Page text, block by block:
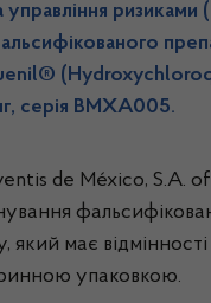
управління ризиками
серія BMXA005.
de México, S.A. of
який має
упаковкою.